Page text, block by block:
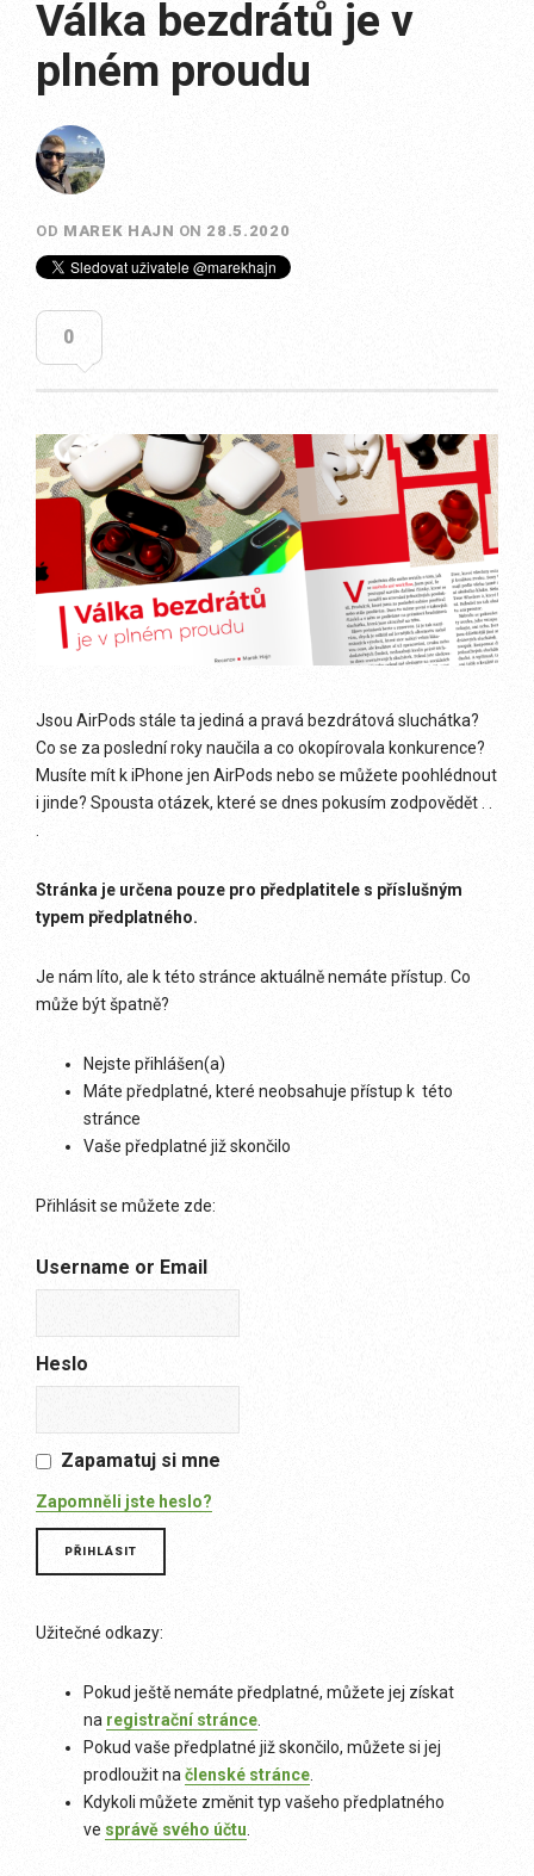
Válka bezdrátů je v
plném proudu
OD MAREK HAJN ON 28.5.2020
0
Jsou AirPods stále ta jediná a pravá bezdrátová sluchátka?
Co se za poslední roky naučila a co okopírovala konkurence?
Musíte mít k iPhone jen AirPods nebo se můžete poohlédnout
i jinde? Spousta otázek, které se dnes pokusím zodpovědět . .
Stránka je určena pouze pro předplatitele s příslušným
typem předplatného.
Je nám líto, ale k této stránce aktuálně nemáte přístup. Co
může být špatně?
Nejste přihlášen(a)
Máte předplatné, které neobsahuje přístup k této
stránce
Vaše předplatné již skončilo
Přihlásit se můžete zde:
Username or Email
Heslo
Zapamatuj si mne
Zapomněli jste heslo?
Užitečné odkazy:
Pokud ještě nemáte předplatné, můžete jej získat
na registrační stránce
Pokud vaše předplatné již skončilo, můžete si jej
prodloužit na členské stránce
Kdykoli můžete změnit typ vašeho předplatného
ve správě svého účtu